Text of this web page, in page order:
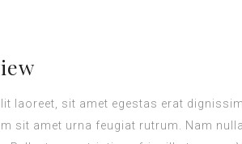
laoreet, sit amet egestas erat
sit amet urna feugiat rutrum. Nam